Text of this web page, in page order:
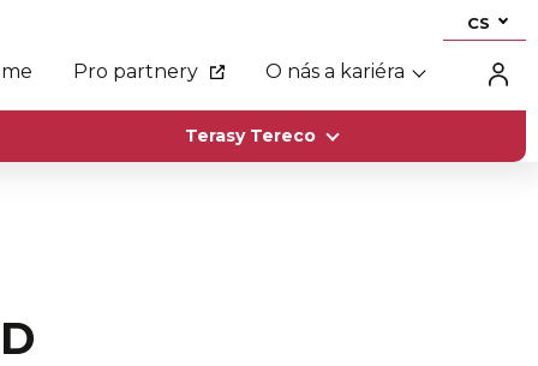
CS
Pro partnery O nás a kariéra
Terasy Tereco